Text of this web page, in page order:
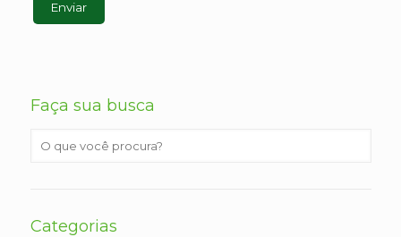
Faça sua busca
Categorias